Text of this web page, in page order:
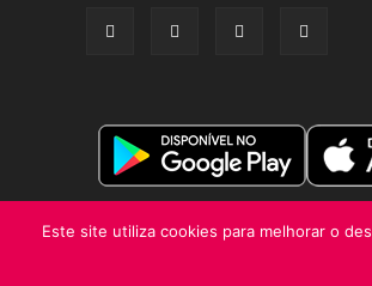
Este site utiliza cookies para melhorar o